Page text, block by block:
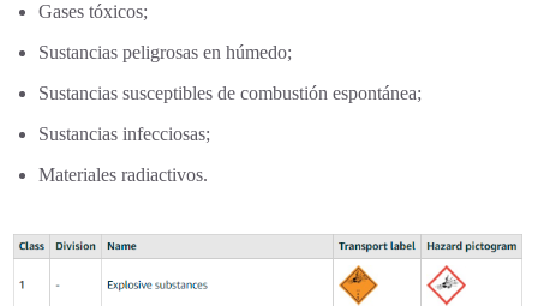
Gases tóxicos;
Sustancias peligrosas en húmedo;
Sustancias susceptibles de combustión espontánea;
Sustancias infecciosas;
Materiales radiactivos.